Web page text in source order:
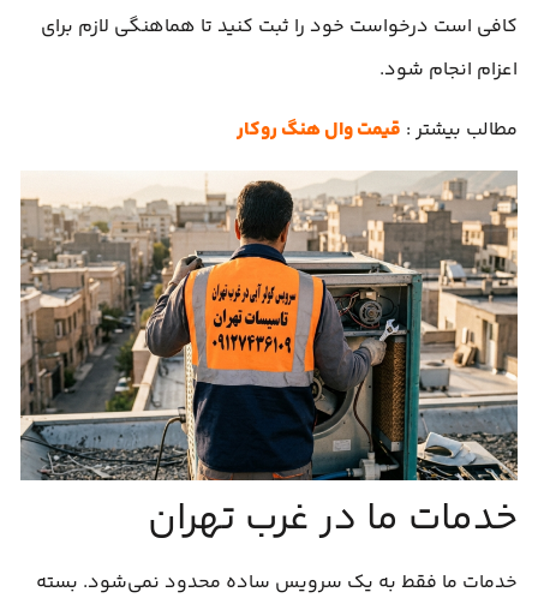
کافی است درخواست خود را ثبت کنید تا هماهنگی لازم برای
اعزام انجام شود.
مطالب بیشتر : قیمت وال هنگ روکار
خدمات ما در غرب تهران
خدمات ما فقط به یک سرویس ساده محدود نمی‌شود. بسته